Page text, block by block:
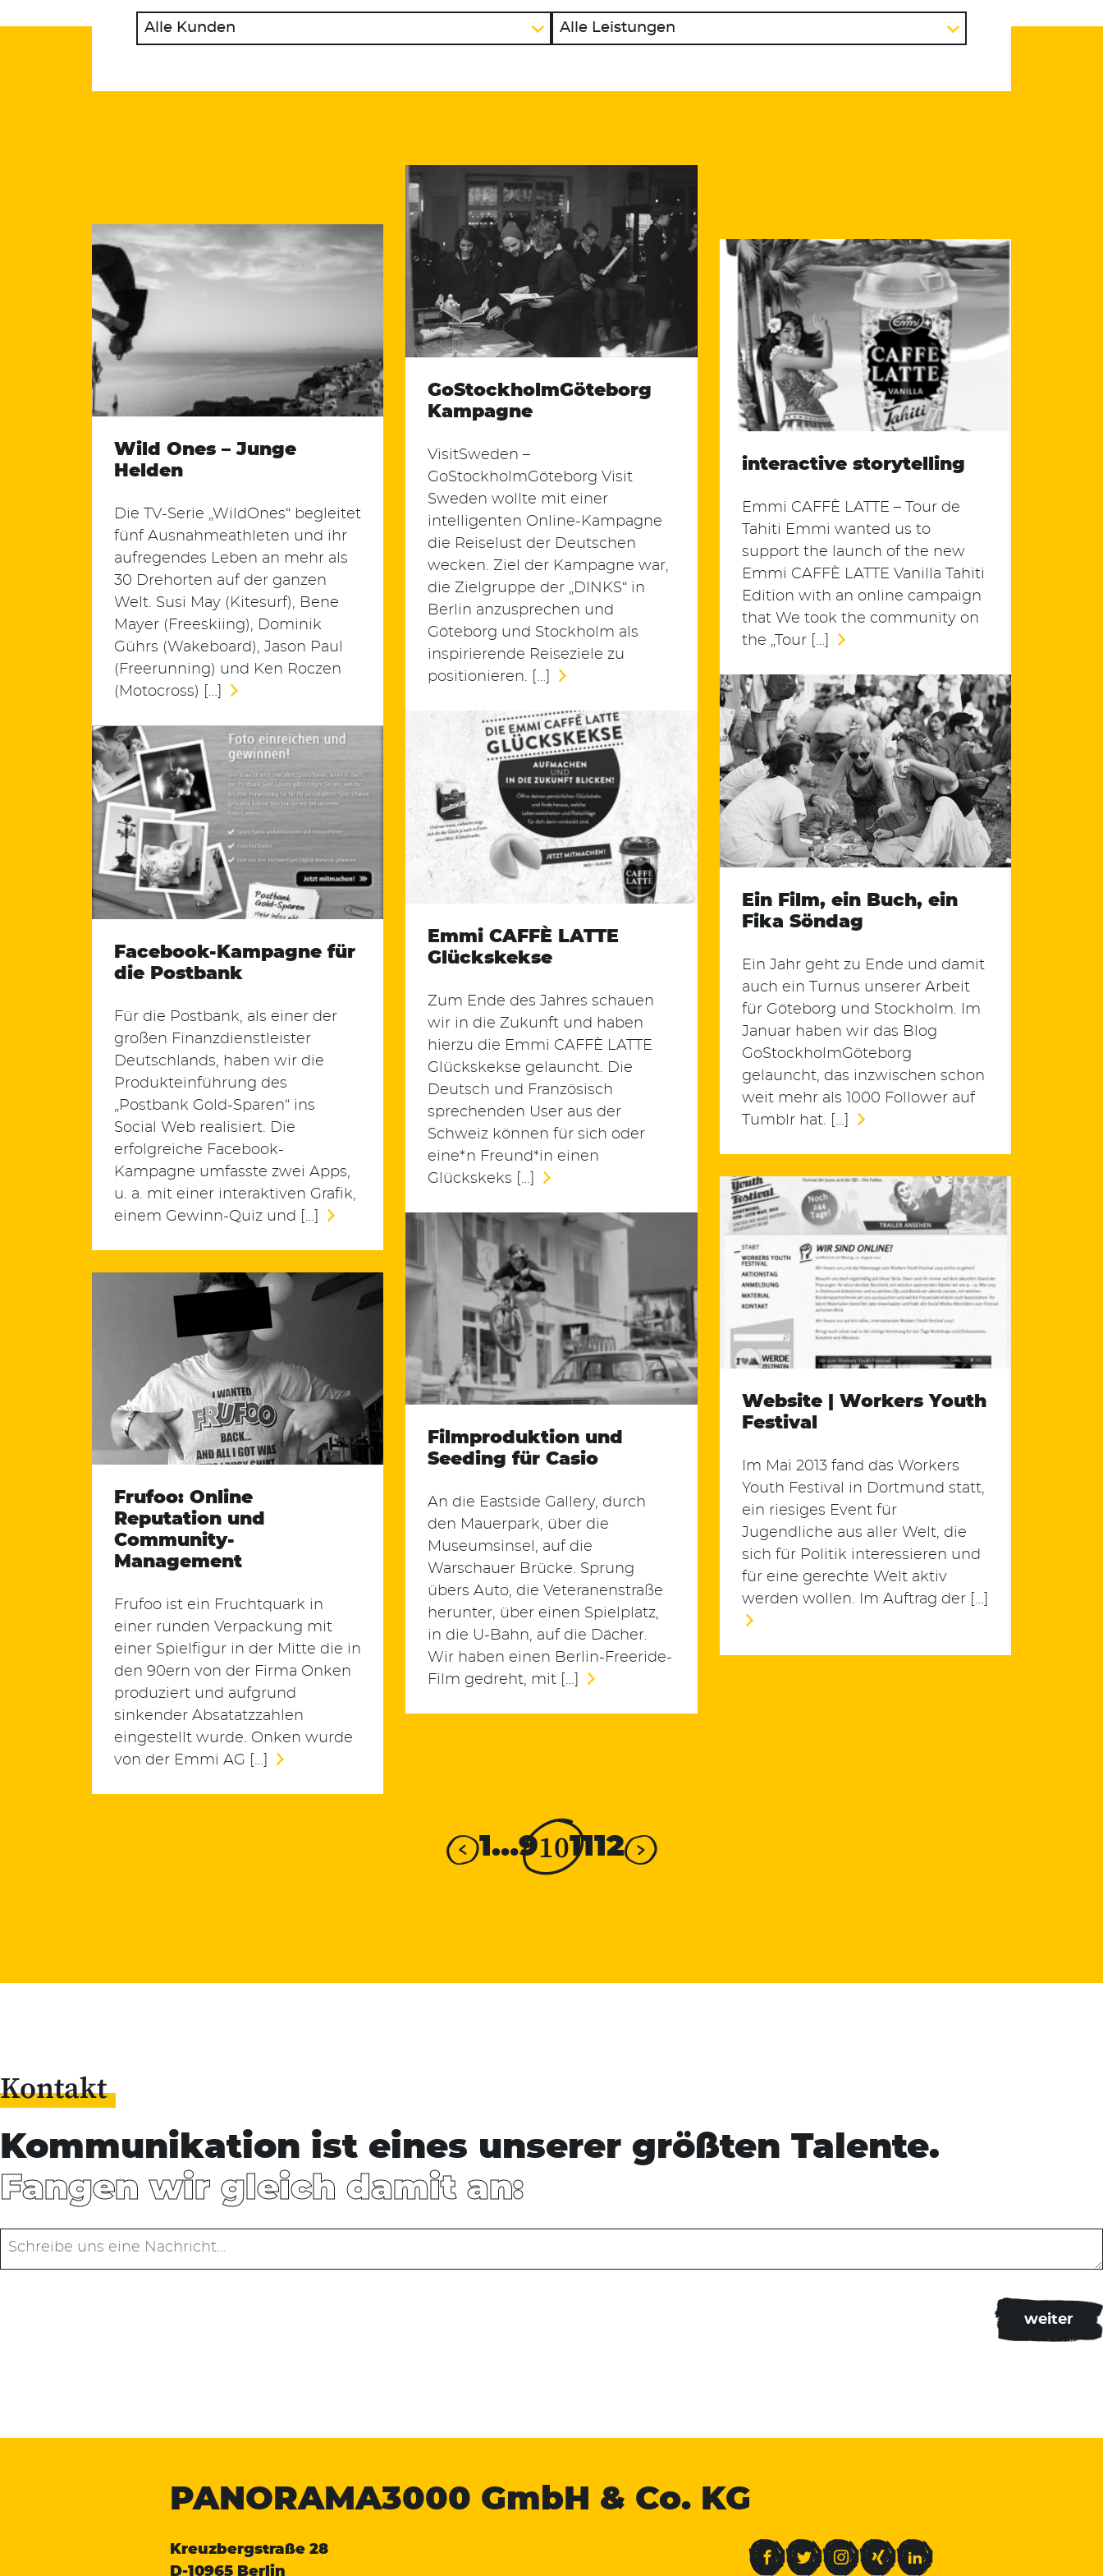
Suchen
nach:
Alle Kunden Alle Leistungen
Wild Ones – Junge
Helden
Die TV-Serie „WildOnes“ begleitet
fünf Ausnahmeathleten und ihr
aufregendes Leben an mehr als
30 Drehorten auf der ganzen
Welt. Susi May (Kitesurf), Bene
Mayer (Freeskiing), Dominik
Gührs (Wakeboard), Jason Paul
(Freerunning) und Ken Roczen
(Motocross) […]
GoStockholmGöteborg
Kampagne
VisitSweden –
GoStockholmGöteborg Visit
Sweden wollte mit einer
intelligenten Online-Kampagne
die Reiselust der Deutschen
wecken. Ziel der Kampagne war,
die Zielgruppe der „DINKS“ in
Berlin anzusprechen und
Göteborg und Stockholm als
inspirierende Reiseziele zu
positionieren. […]
interactive storytelling
Emmi CAFFÈ LATTE – Tour de
Tahiti Emmi wanted us to
support the launch of the new
Emmi CAFFÈ LATTE Vanilla Tahiti
Edition with an online campaign
that We took the community on
the „Tour […]
Ein Film, ein Buch, ein
Fika Söndag
Ein Jahr geht zu Ende und damit
auch ein Turnus unserer Arbeit
für Göteborg und Stockholm. Im
Januar haben wir das Blog
GoStockholmGöteborg
gelauncht, das inzwischen schon
weit mehr als 1000 Follower auf
Tumblr hat. […]
Emmi CAFFÈ LATTE
Glückskekse
Zum Ende des Jahres schauen
wir in die Zukunft und haben
hierzu die Emmi CAFFÈ LATTE
Glückskekse gelauncht. Die
Deutsch und Französisch
sprechenden User aus der
Schweiz können für sich oder
eine*n Freund*in einen
Glückskeks […]
Facebook-Kampagne für
die Postbank
Für die Postbank, als einer der
großen Finanzdienstleister
Deutschlands, haben wir die
Produkteinführung des
„Postbank Gold-Sparen“ ins
Social Web realisiert. Die
erfolgreiche Facebook-
Kampagne umfasste zwei Apps,
u. a. mit einer interaktiven Grafik,
einem Gewinn-Quiz und […]
Website | Workers Youth
Festival
Im Mai 2013 fand das Workers
Youth Festival in Dortmund statt,
ein riesiges Event für
Jugendliche aus aller Welt, die
sich für Politik interessieren und
für eine gerechte Welt aktiv
werden wollen. Im Auftrag der […]
Filmproduktion und
Seeding für Casio
An die Eastside Gallery, durch
den Mauerpark, über die
Museumsinsel, auf die
Warschauer Brücke. Sprung
übers Auto, die Veteranenstraße
herunter, über einen Spielplatz,
in die U-Bahn, auf die Dächer.
Wir haben einen Berlin-Freeride-
Film gedreht, mit […]
Frufoo: Online
Reputation und
Community-
Management
Frufoo ist ein Fruchtquark in
einer runden Verpackung mit
einer Spielfigur in der Mitte die in
den 90ern von der Firma Onken
produziert und aufgrund
sinkender Absatatzzahlen
eingestellt wurde. Onken wurde
von der Emmi AG […]
1 …91011 12
Kontakt
Kommunikation ist eines unserer größten Talente.
Fangen wir gleich damit an:
PANORAMA3000 GmbH & Co. KG
Kreuzbergstraße 28
D-10965 Berlin
FacebookTwitterInstagramXing LinkedIn